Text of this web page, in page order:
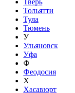
Тверь
Тольятти
Тула
Тюмень
У
Ульяновск
Уфа
Ф
Феодосия
Х
Хасавюрт